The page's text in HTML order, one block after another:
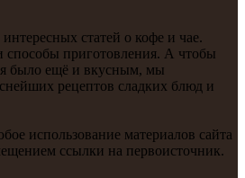
статей о кофе и чае.
способы приготовления. А чтобы
было ещё и вкусным, мы
рецептов сладких блюд и
использование материалов сайта
ссылки на первоисточник.